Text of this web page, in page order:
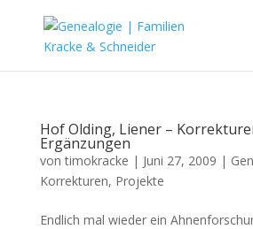
Hof Olding, Liener –
Ergänzungen
vontimokracke | Juni 27, 2009 |
Korrekturen, Projekte
Endlich mal wieder ein